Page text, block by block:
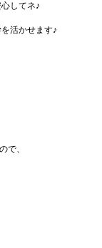
してネ♪
活かせます♪
で、